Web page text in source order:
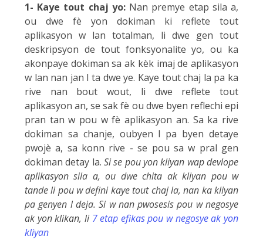
1- Kaye tout chaj yo:Nan premye etap sila a,
ou dwe fè yon dokiman ki reflete tout
aplikasyon w lan totalman, li dwe gen tout
deskripsyon de tout fonksyonalite yo, ou ka
akonpaye dokiman sa ak kèk imaj de aplikasyon
w lan nan jan l ta dwe ye. Kaye tout chaj la pa ka
rive nan bout wout, li dwe reflete tout
aplikasyon an, se sak fè ou dwe byen reflechi epi
pran tan w pou w fè aplikasyon an. Sa ka rive
dokiman sa chanje, oubyen l pa byen detaye
pwojè a, sa konn rive - se pou sa w pral gen
dokiman detay la. Si se pou yon kliyan wap devlope
aplikasyon sila a, ou dwe chita ak kliyan pou w
tande li pou w defini kaye tout chaj la, nan ka kliyan
pa genyen l deja. Si w nan pwosesis pou w negosye
ak yon klikan, li 7 etap efikas pou w negosye ak yon
kliyan